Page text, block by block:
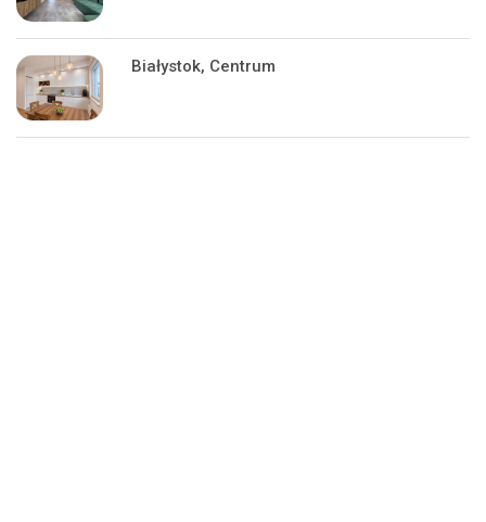
Białystok, Centrum